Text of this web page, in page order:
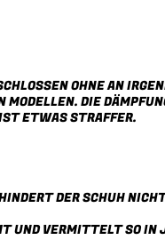
OHNE AN
DIE
ETWAS STRAFFER.
DER SCHUH
VERMITTELT SO IN